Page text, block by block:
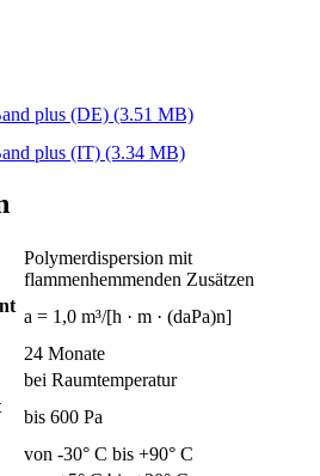
plus (DE) (3.51 MB)
plus (IT) (3.34 MB)
Polymerdispersion mit
flammenhemmenden Zusätzen
a = 1,0 m³/[h · m · (daPa)n]
24 Monate
bei Raumtemperatur
bis 600 Pa
von -30° C bis +90° C